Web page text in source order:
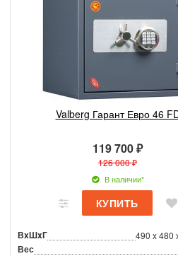
Valberg Гарант Евро 46
119 700 ₽
126 000 ₽
В наличии*
ВxШxГ 490 x 480
Вес